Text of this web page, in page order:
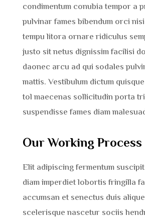
condimentum conubia tempor a
pulvinar fames bibendum orci
tempu litora ornare ridiculus
justo sit netus dignissim facilisi
daonec arcu ad qui sodales
mattis. Vestibulum dictum
tol maecenas sollicitudin porta
suspendisse fames diam
Our Working Process
Elit adipiscing fermentum
diam imperdiet lobortis fringilla
accumsan et senectus duis
scelerisque nascetur sociis